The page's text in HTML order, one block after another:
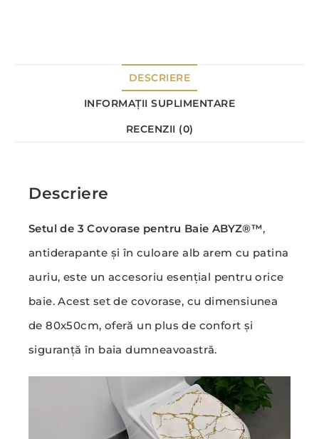
DESCRIERE
INFORMAȚII SUPLIMENTARE
RECENZII (0)
Descriere
Setul de 3 Covorase pentru Baie ABYZ®™,
antiderapante și în culoare alb arem cu patina
auriu, este un accesoriu esențial pentru orice
baie. Acest set de covorase, cu dimensiunea
de 80x50cm, oferă un plus de confort și
siguranță în baia dumneavoastră.